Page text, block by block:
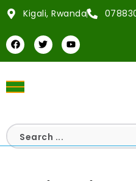
Kigali, Rwanda